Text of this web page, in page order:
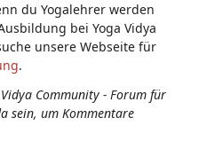
du Yogalehrer werden
bei Yoga Vidya
unsere Webseite für
.
Community - Forum für
sein, um Kommentare